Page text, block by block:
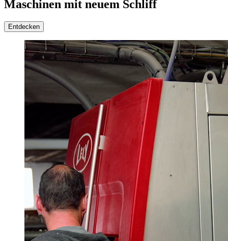
Maschinen mit neuem Schliff
Entdecken